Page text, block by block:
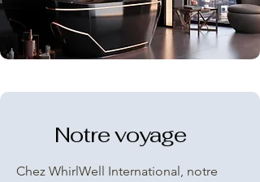
Notre voyage
Chez WhirlWell International, notre